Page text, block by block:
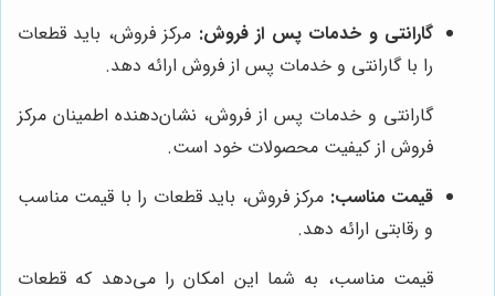
گارانتی و خدمات پس از فروش: مرکز فروش، باید قطعات
را با گارانتی و خدمات پس از فروش ارائه دهد.
گارانتی و خدمات پس از فروش، نشان‌دهنده اطمینان مرکز
فروش از کیفیت محصولات خود است.
قیمت مناسب: مرکز فروش، باید قطعات را با قیمت مناسب
و رقابتی ارائه دهد.
قیمت مناسب، به شما این امکان را می‌دهد که قطعات